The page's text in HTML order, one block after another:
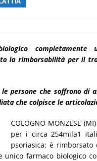
completamente
la rimborsabilità per il
persone che soffrono di
che colpisce le
COLOGNO MONZESE
per i circa 254mila1
psoriasica: è
unico farmaco biologico